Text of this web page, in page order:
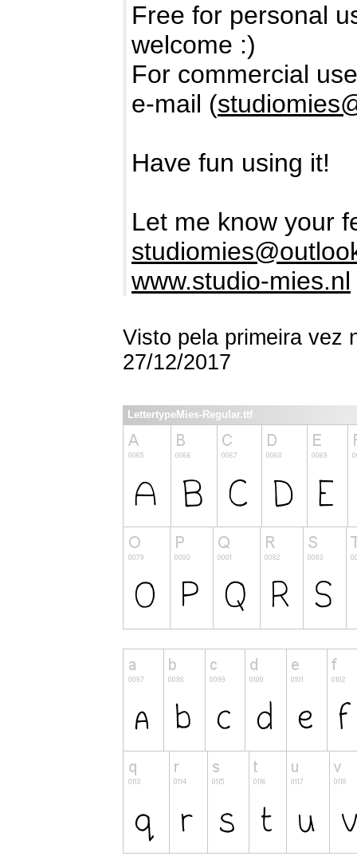
Free for personal
welcome :)
For commercial
e-mail (
Have fun using it!
Let me know your
www.studio-mies.nl
Visto pela primeira vez
27/12/2017
LettertypeMies-Regular.ttf